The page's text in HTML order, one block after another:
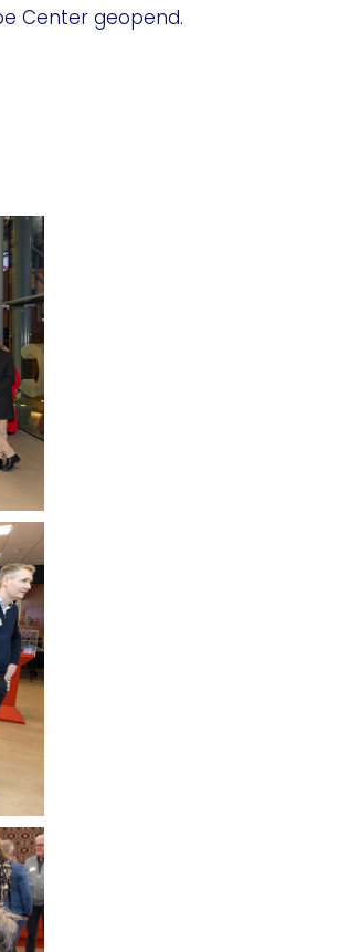
Center geopend.